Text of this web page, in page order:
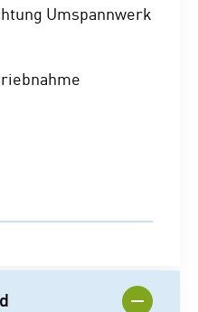
Umspannwerk